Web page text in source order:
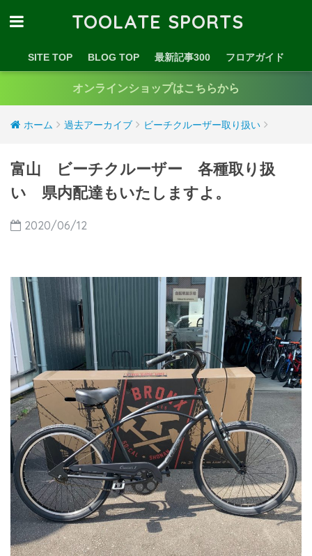
TOOLATE SPORTS
SITE TOP BLOG TOP 最新記事300 フロアガイド
オンラインショップはこちらから
ホーム 過去アーカイブ ビーチクルーザー取り扱い
富山 ビーチクルーザー 各種取り扱
い 県内配達もいたしますよ。
2020/06/12